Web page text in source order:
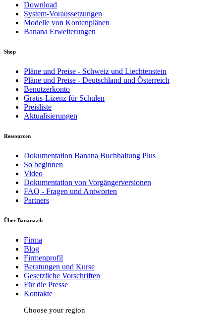
Download
System-Voraussetzungen
Modelle von Kontenplänen
Banana Erweiterungen
Shop
Pläne und Preise - Schweiz und Liechtenstein
Pläne und Preise - Deutschland und Österreich
Benutzerkonto
Gratis-Lizenz für Schulen
Preisliste
Aktualisierungen
Ressourcen
Dokumentation Banana Buchhaltung Plus
So beginnen
Video
Dokumentation von Vorgängerversionen
FAQ - Fragen und Antworten
Partners
Über Banana.ch
Firma
Blog
Firmenprofil
Beratungen und Kurse
Gesetzliche Vorschriften
Für die Presse
Kontakte
Choose your region